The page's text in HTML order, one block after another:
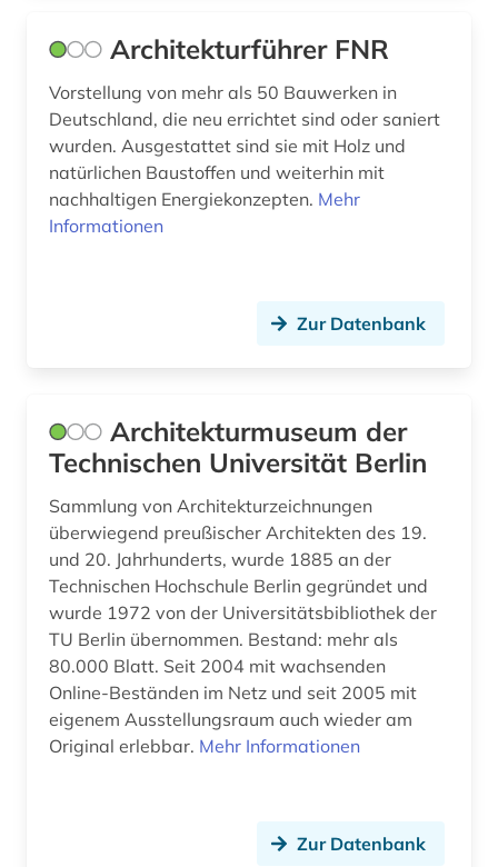
kassel (1)
katalog (3)
kataster (1)
kommunalwissenschaft (1)
kopenhagen (1)
kultur (4)
kulturdenkmal (1)
kulturelles erbe (1)
kulturerbe (2)
kulturgeschichte (1)
Architekturführer FNR
Vorstellung von mehr als 50 Bauwerken in
Deutschland, die neu errichtet sind oder saniert
wurden. Ausgestattet sind sie mit Holz und
natürlichen Baustoffen und weiterhin mit
nachhaltigen Energiekonzepten. Mehr
Informationen
Zur Datenbank
Architekturmuseum der
Technischen Universität Berlin
Sammlung von Architekturzeichnungen
überwiegend preußischer Architekten des 19.
und 20. Jahrhunderts, wurde 1885 an der
Technischen Hochschule Berlin gegründet und
wurde 1972 von der Universitätsbibliothek der
TU Berlin übernommen. Bestand: mehr als
80.000 Blatt. Seit 2004 mit wachsenden
Online-Beständen im Netz und seit 2005 mit
eigenem Ausstellungsraum auch wieder am
Original erlebbar. Mehr Informationen
Zur Datenbank